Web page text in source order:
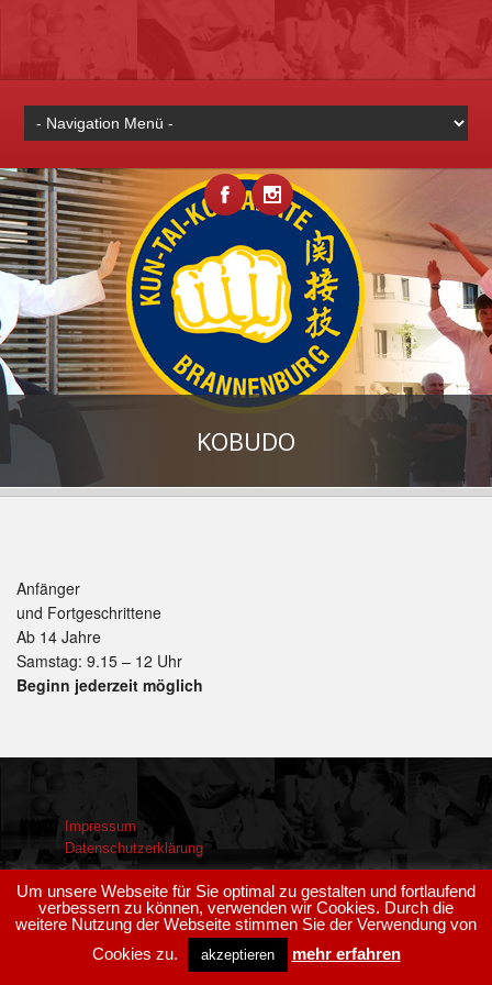
KOBUDO
Anfänger
und Fortgeschrittene
Ab 14 Jahre
Samstag: 9.15 – 12 Uhr
Beginn jederzeit möglich
Impressum
Datenschutzerklärung
Kun-Tai-Ko Brannenburg © (2026)
Proudly Designed by
Um unsere Webseite für Sie optimal zu gestalten und fortlaufend
verbessern zu können, verwenden wir Cookies. Durch die
weitere Nutzung der Webseite stimmen Sie der Verwendung von
Cookies zu.
akzeptieren mehr erfahren